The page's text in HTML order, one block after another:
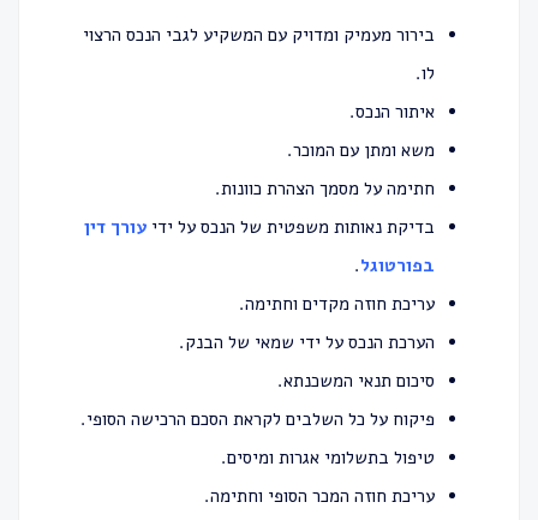
בירור מעמיק ומדויק עם המשקיע לגבי הנכס הרצוי
לו.
איתור הנכס.
משא ומתן עם המוכר.
חתימה על מסמך הצהרת כוונות.
בדיקת נאותות משפטית של הנכס על ידי עורך דין
בפורטוגל.
עריכת חוזה מקדים וחתימה.
הערכת הנכס על ידי שמאי של הבנק.
סיכום תנאי המשכנתא.
פיקוח על כל השלבים לקראת הסכם הרכישה הסופי.
טיפול בתשלומי אגרות ומיסים.
עריכת חוזה המכר הסופי וחתימה.